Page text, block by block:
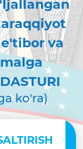
va
ko'ra)